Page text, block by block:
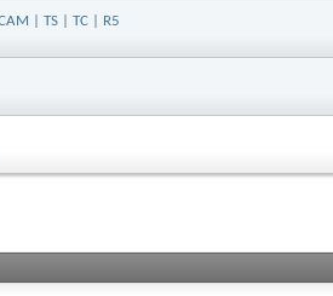
| TS | TC | R5